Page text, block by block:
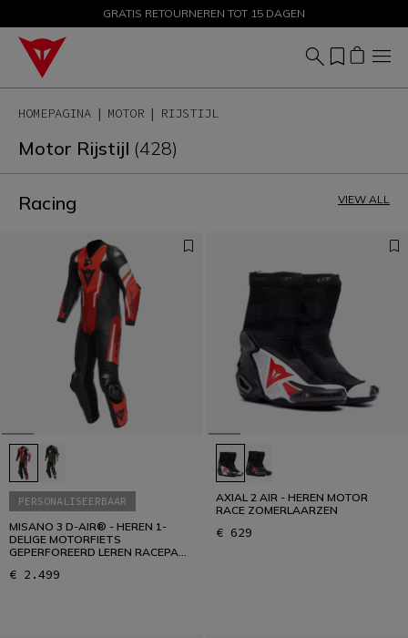
KORTINGEN TOT 50% – SHOP NU
GRATIS RETOURNEREN TOT 15 DAGEN
HOMEPAGINA MOTOR RIJSTIJL
Motor Rijstijl (428)
Racing VIEW ALL
PERSONALISEERBAAR
MISANO 3 D-AIR® - HEREN 1-
DELIGE MOTORFIETS
GEPERFOREERD LEREN RACEPAK
€ 2.499
AXIAL 2 AIR - HEREN MOTOR
RACE ZOMERLAARZEN
€ 629